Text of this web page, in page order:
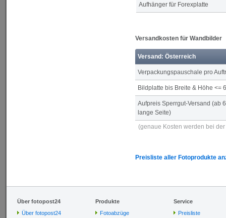
Aufhänger für Forexplatte
Versandkosten für Wandbilder
Versand: Österreich
Verpackungspauschale pro
Bildplatte bis Breite & Höhe <=
Aufpreis Sperrgut-Versand (ab
lange Seite)
(genaue Kosten werden bei
Preisliste aller Fotoprodukte
Über fotopost24
Über fotopost24
Produkte
Fotoabzüge
Service
Preisliste